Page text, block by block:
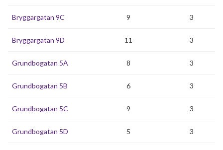
Bryggargatan 9C 9 3
Bryggargatan 9D 11 3
Grundbogatan 5A 8 3
Grundbogatan 5B 6 3
Grundbogatan 5C 9 3
Grundbogatan 5D 5 3